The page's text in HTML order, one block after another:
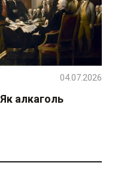
алкаголь
04.07.2026